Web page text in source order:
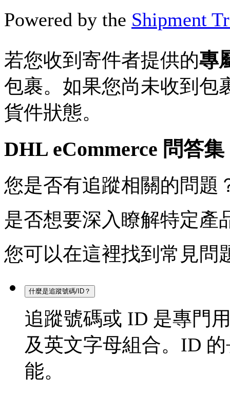
Powered by the Shipment
若您收到寄件者提供的專
包裹。如果您尚未收到包
貨件狀態。
DHL eCommerce 問答集
您是否有追蹤相關的問題
是否想要深入瞭解特定產
您可以在這裡找到常見問
什麼是追蹤號碼/ID？
追蹤號碼或 ID 是專門
及英文字母組合。ID
能。